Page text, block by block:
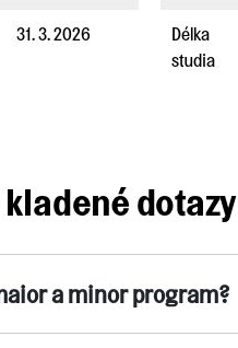
31. 3. 2026
Délka
studia
dotazy
a minor program?